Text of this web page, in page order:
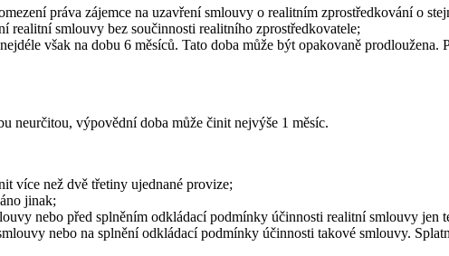
práva zájemce na uzavření smlouvy o realitním zprostředkování o
realitní smlouvy bez součinnosti realitního zprostředkovatele;
však na dobu 6 měsíců. Tato doba může být opakovaně
neurčitou, výpovědní doba může činit nejvýše 1 měsíc.
více než dvě třetiny ujednané provize;
jinak;
nebo před splněním odkládací podmínky účinnosti realitní smlouvy
nebo na splnění odkládací podmínky účinnosti takové smlouvy.